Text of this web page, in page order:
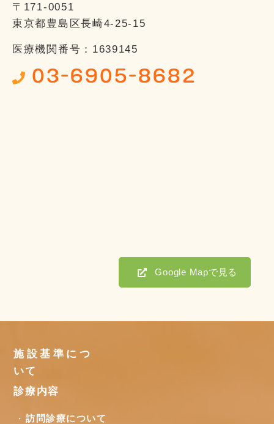
〒171-0051
東京都豊島区長崎4-25-15
医療機関番号：1639145
03-6905-8682
Google Mapで見る
施設基準につ
いて
診療内容
訪問診療について